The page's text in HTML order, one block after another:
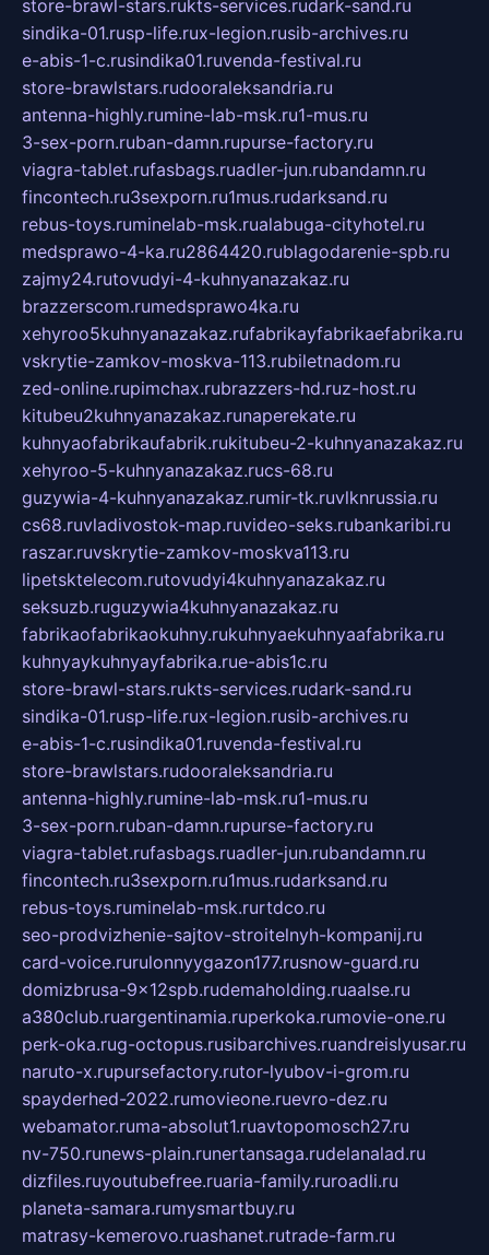
store-brawl-stars.rukts-services.rudark-sand.ru
sindika-01.rusp-life.rux-legion.rusib-archives.ru
e-abis-1-c.rusindika01.ruvenda-festival.ru
store-brawlstars.rudooraleksandria.ru
antenna-highly.rumine-lab-msk.ru1-mus.ru
3-sex-porn.ruban-damn.rupurse-factory.ru
viagra-tablet.rufasbags.ruadler-jun.rubandamn.ru
fincontech.ru3sexporn.ru1mus.rudarksand.ru
rebus-toys.ruminelab-msk.rualabuga-cityhotel.ru
medsprawo-4-ka.ru2864420.rublagodarenie-spb.ru
zajmy24.rutovudyi-4-kuhnyanazakaz.ru
brazzerscom.rumedsprawo4ka.ru
xehyroo5kuhnyanazakaz.rufabrikayfabrikaefabrika.ru
vskrytie-zamkov-moskva-113.rubiletnadom.ru
zed-online.rupimchax.rubrazzers-hd.ruz-host.ru
kitubeu2kuhnyanazakaz.runaperekate.ru
kuhnyaofabrikaufabrik.rukitubeu-2-kuhnyanazakaz.ru
xehyroo-5-kuhnyanazakaz.rucs-68.ru
guzywia-4-kuhnyanazakaz.rumir-tk.ruvlknrussia.ru
cs68.ruvladivostok-map.ruvideo-seks.rubankaribi.ru
raszar.ruvskrytie-zamkov-moskva113.ru
lipetsktelecom.rutovudyi4kuhnyanazakaz.ru
seksuzb.ruguzywia4kuhnyanazakaz.ru
fabrikaofabrikaokuhny.rukuhnyaekuhnyaafabrika.ru
kuhnyaykuhnyayfabrika.rue-abis1c.ru
store-brawl-stars.rukts-services.rudark-sand.ru
sindika-01.rusp-life.rux-legion.rusib-archives.ru
e-abis-1-c.rusindika01.ruvenda-festival.ru
store-brawlstars.rudooraleksandria.ru
antenna-highly.rumine-lab-msk.ru1-mus.ru
3-sex-porn.ruban-damn.rupurse-factory.ru
viagra-tablet.rufasbags.ruadler-jun.rubandamn.ru
fincontech.ru3sexporn.ru1mus.rudarksand.ru
rebus-toys.ruminelab-msk.rurtdco.ru
seo-prodvizhenie-sajtov-stroitelnyh-kompanij.ru
card-voice.rurulonnyygazon177.rusnow-guard.ru
domizbrusa-9x12spb.rudemaholding.ruaalse.ru
a380club.ruargentinamia.ruperkoka.rumovie-one.ru
perk-oka.rug-octopus.rusibarchives.ruandreislyusar.ru
naruto-x.rupursefactory.rutor-lyubov-i-grom.ru
spayderhed-2022.rumovieone.ruevro-dez.ru
webamator.ruma-absolut1.ruavtopomosch27.ru
nv-750.runews-plain.runertansaga.rudelanalad.ru
dizfiles.ruyoutubefree.ruaria-family.ruroadli.ru
planeta-samara.rumysmartbuy.ru
matrasy-kemerovo.ruashanet.rutrade-farm.ru